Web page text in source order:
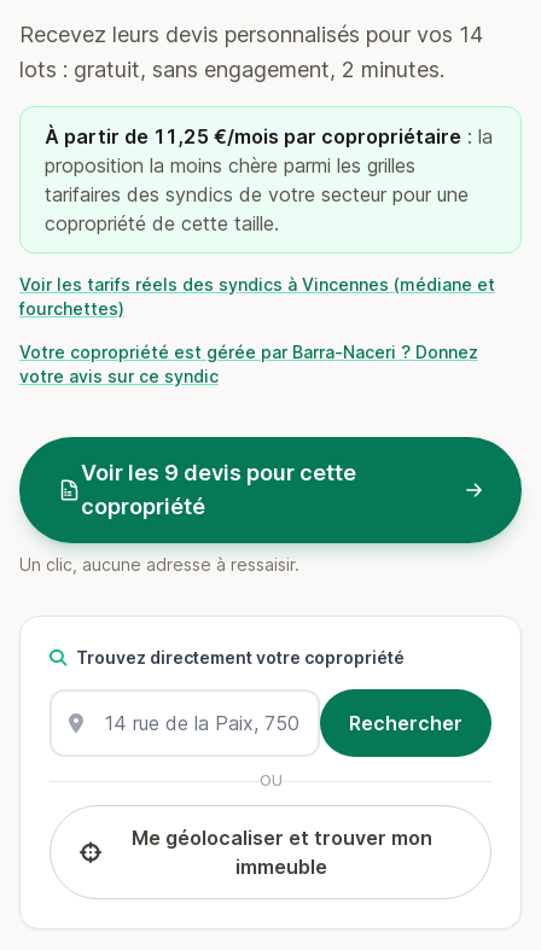
Recevez leurs devis personnalisés pour vos 14
lots : gratuit, sans engagement, 2 minutes.
À partir de 11,25 €/mois par copropriétaire : la
proposition la moins chère parmi les grilles
tarifaires des syndics de votre secteur pour une
copropriété de cette taille.
Voir les tarifs réels des syndics à Vincennes (médiane et
fourchettes)
Votre copropriété est gérée par Barra-Naceri ? Donnez
votre avis sur ce syndic
Voir les 9 devis pour cette
copropriété
Un clic, aucune adresse à ressaisir.
Trouvez directement votre copropriété
OU
Me géolocaliser et trouver mon
immeuble